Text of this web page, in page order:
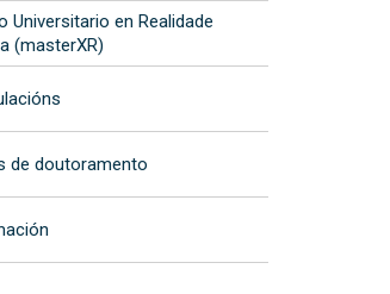
Universitario en Realidade
(masterXR)
de doutoramento